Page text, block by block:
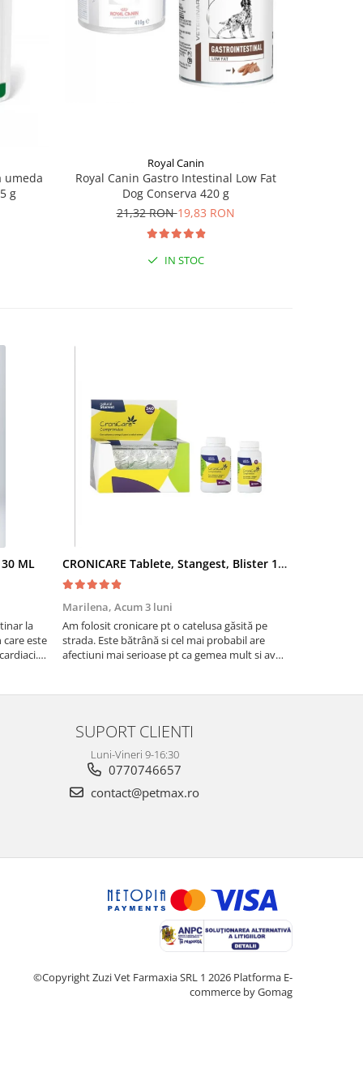
umeda
g
Royal Canin
Royal Canin Gastro Intestinal Low Fat
Dog Conserva 420 g
21,32 RON19,83 RON
IN STOC
ML
la
CRONICARE Tablete, Stangest, Blister 10 tabs
Marilena, Acum 3 luni
Am folosit cronicare pt o catelusa găsită pe
strada. Este bătrână si cel mai probabil are
afectiuni mai serioase pt ca gemea mult si avea
cred ca se simte ma...
SUPORT CLIENTI
Luni-Vineri 9-16:30
0770746657
contact@petmax.ro
©Copyright Zuzi Vet Farmaxia SRL 1 2026 Platforma E-
commerce by Gomag